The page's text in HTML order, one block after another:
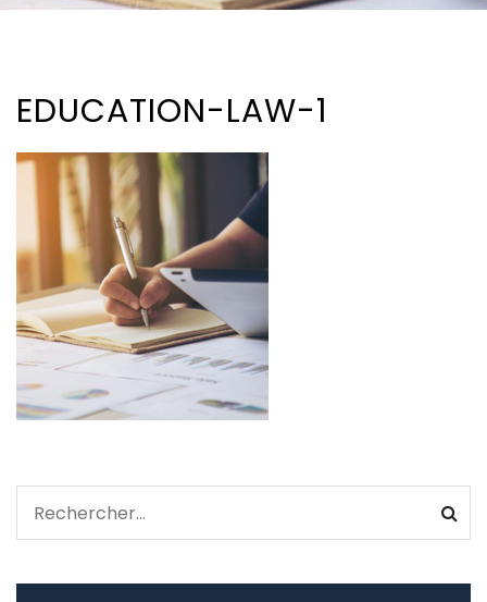
EDUCATION-LAW-1